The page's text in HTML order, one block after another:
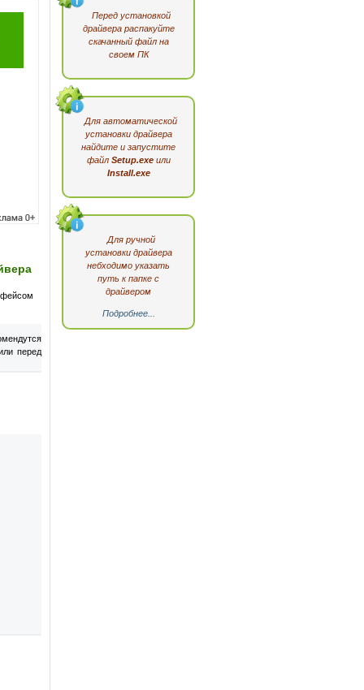
Перед установкой
драйвера распакуйте
скачанный файл на
своем ПК
Для автоматической
установки драйвера
найдите и запустите
файл Setup.exeили
Install.exe
Для ручной
установки драйвера
небходимо указать
путь к папке с
драйвером
Подробнее...
перед